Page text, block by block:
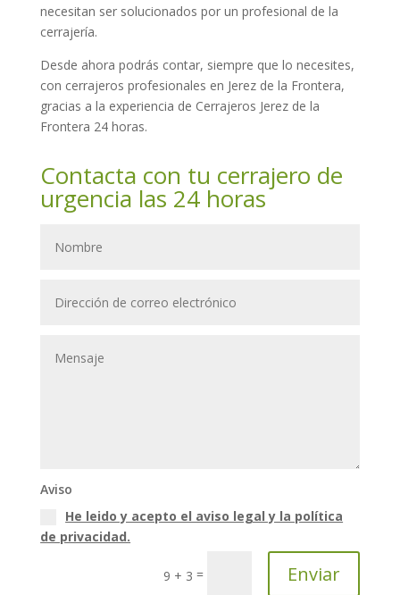
necesitan ser solucionados por un profesional de la
cerrajería.
Desde ahora podrás contar, siempre que lo necesites,
con cerrajeros profesionales en Jerez de la Frontera,
gracias a la experiencia de Cerrajeros Jerez de la
Frontera 24 horas.
Contacta con tu cerrajero de
urgencia las 24 horas
Aviso
He leido y acepto el aviso legal y la política
de privacidad.
9 + 3 = Enviar